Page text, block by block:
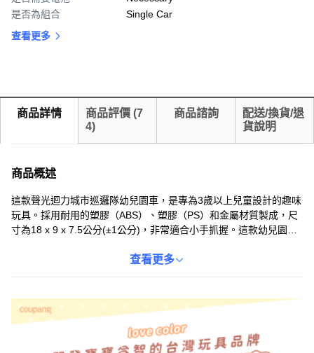
是否為組合
Single Car
查看更多
商品詳情 商品評價 (7
4)
商品諮詢
配送/換貨/退
貨說明
商品概述
這款聲光迴力城市巡邏隊幼兒園車，是專為3歲以上兒童設計的趣味
玩具。採用耐用的塑膠（ABS）、塑膠（PS）和金屬材質製成，尺
寸為18 x 9 x 7.5公分(±1公分)，非常適合小手抓握。這款幼兒園車
力。迴力功能讓孩子們輕鬆享受玩耍的樂趣，只需輕輕向後拉動，
查看更多